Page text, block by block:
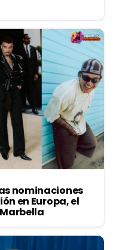
nominaciones
en Europa, el